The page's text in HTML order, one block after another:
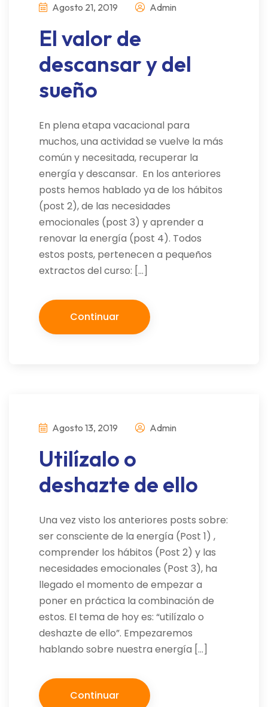
Agosto 21, 2019 Admin
El valor de
descansar y del
sueño
En plena etapa vacacional para
muchos, una actividad se vuelve la más
común y necesitada, recuperar la
energía y descansar. En los anteriores
posts hemos hablado ya de los hábitos
(post 2), de las necesidades
emocionales (post 3) y aprender a
renovar la energía (post 4). Todos
estos posts, pertenecen a pequeños
extractos del curso: […]
Continuar
Agosto 13, 2019 Admin
Utilízalo o
deshazte de ello
Una vez visto los anteriores posts sobre:
ser consciente de la energía (Post 1) ,
comprender los hábitos (Post 2) y las
necesidades emocionales (Post 3), ha
llegado el momento de empezar a
poner en práctica la combinación de
estos. El tema de hoy es: “utilízalo o
deshazte de ello”. Empezaremos
hablando sobre nuestra energía […]
Continuar